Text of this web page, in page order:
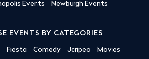
Events
Newburgh Events
EVENTS BY CATEGORIES
Fiesta Comedy Jaripeo Movies